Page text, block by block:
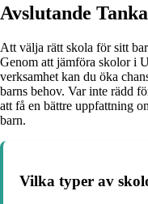
Avslutande
Att välja rätt skola för sitt
Genom att jämföra skolor i
verksamhet kan du öka
barns behov. Var inte rädd
att få en bättre uppfattning
barn.
Vilka typer av